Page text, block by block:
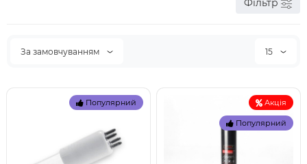
Фільтр
За замовчуванням 15
Популярний Акція
Популярний